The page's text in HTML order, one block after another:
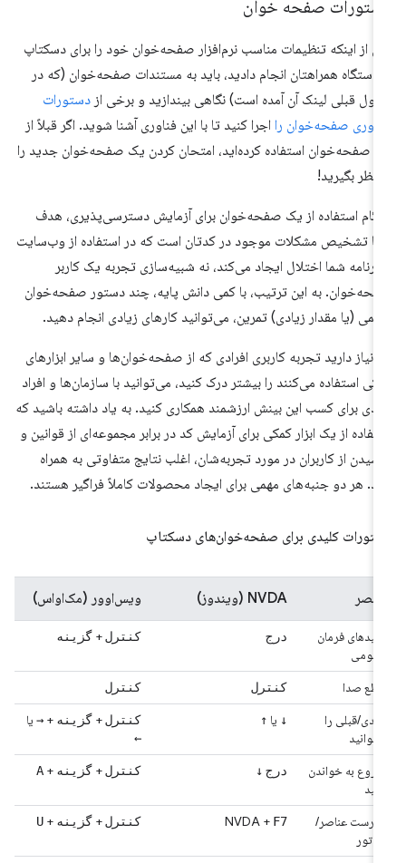
صفحه خوان
از اینکه تنظیمات مناسب نرم‌افزار صفحه‌خوان خود را برای دسکتاپ
دستگاه همراهتان انجام دادید، باید به مستندات صفحه‌خوان (که در
قبلی لینک آن آمده است) نگاهی بیندازید و برخی از دستورات
صفحه‌خوان رااجرا کنید تا با این فناوری آشنا شوید. اگر قبلاً از
صفحه‌خوان استفاده کرده‌اید، امتحان کردن یک صفحه‌خوان جدید را
نظر بگیرید!
استفاده از یک صفحه‌خوان برای آزمایش دسترسی‌پذیری، هدف
تشخیص مشکلات موجود در کدتان است که در استفاده از وب‌سایت
برنامه شما اختلال ایجاد می‌کند، نه شبیه‌سازی تجربه یک کاربر
به این ترتیب، با کمی دانش پایه، چند دستور صفحه‌خوان
(یا مقدار زیادی) تمرین، می‌توانید کارهای زیادی انجام دهید.
نیاز دارید تجربه کاربری افرادی که از صفحه‌خوان‌ها و سایر ابزارهای
استفاده می‌کنند را بیشتر درک کنید، می‌توانید با سازمان‌ها و افراد
برای کسب این بینش ارزشمند همکاری کنید. به یاد داشته باشید که
از یک ابزار کمکی برای آزمایش کد در برابر مجموعه‌ای از قوانین و
از کاربران در مورد تجربه‌شان، اغلب نتایج متفاوتی به همراه
هر دو جنبه‌های مهمی برای ایجاد محصولات کاملاً فراگیر هستند.
کلیدی برای صفحه‌خوان‌های دسکتاپ
NVDA (ویندوز) ویس‌اوور (مک‌او‌اس)
کلیدهای فرمان
عمومی
کنترل+ گزینه
قطع صدا کنترل کنترل
بعدی/قبلی را
بخوانید
↑ کنترل+ گزینه +
→یا
شروع به خواندن
↓ کنترل+ گزینه +
A
فهرست عناصر/
NVDA + کنترل+ گزینه +
U